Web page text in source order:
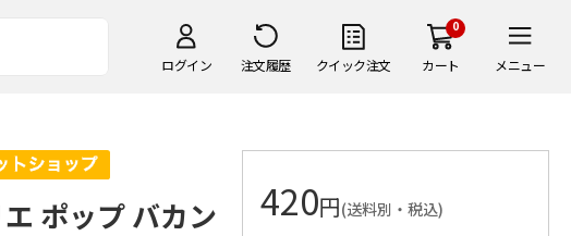
ログイン 注文履歴 クイック注文
0
カート メニュー
ポップ バカン
420円(送料別・税込)